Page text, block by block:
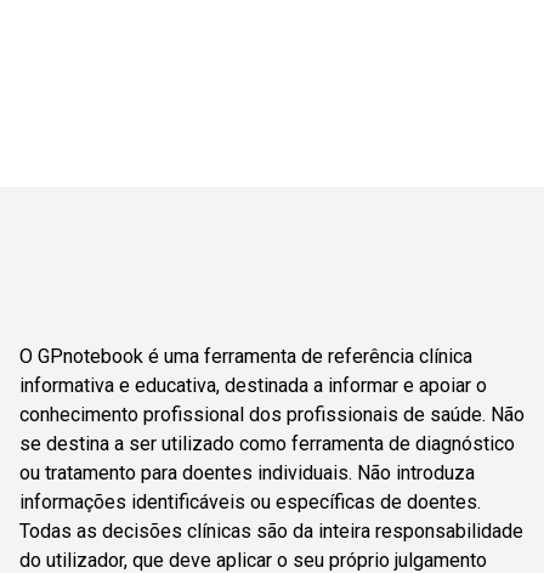
O GPnotebook é uma ferramenta de referência clínica
informativa e educativa, destinada a informar e apoiar o
conhecimento profissional dos profissionais de saúde. Não
se destina a ser utilizado como ferramenta de diagnóstico
ou tratamento para doentes individuais. Não introduza
informações identificáveis ou específicas de doentes.
Todas as decisões clínicas são da inteira responsabilidade
do utilizador, que deve aplicar o seu próprio julgamento